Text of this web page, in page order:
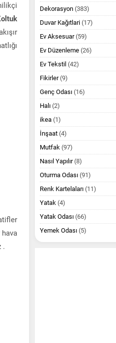
.
Dekorasyon (383)
Duvar Kağıtlari (17)
Ev Aksesuar(59)
Ev Düzenleme (26)
Ev Tekstil (42)
Fikirler(9)
Genç Odası (16)
Halı (2)
ikea (1)
İnşaat (4)
Mutfak (97)
Nasıl Yapılır(8)
Oturma Odası (91)
Renk Kartelaları (11)
Yatak (4)
Yatak Odası (66)
Yemek Odası (5)